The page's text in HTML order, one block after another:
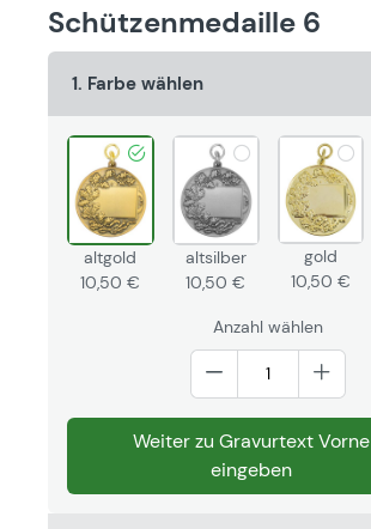
Schützenmedaille 6
1. Farbe wählen
altgold
10,50 €
altsilber
10,50 €
gold
10,50 €
Anzahl wählen
Weiter zu Gravurtext Vorne
eingeben